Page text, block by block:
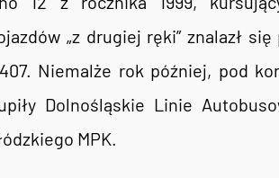
„z drugiej ręki” znalazł
Niemalże rok później, pod
Dolnośląskie Linie
MPK.